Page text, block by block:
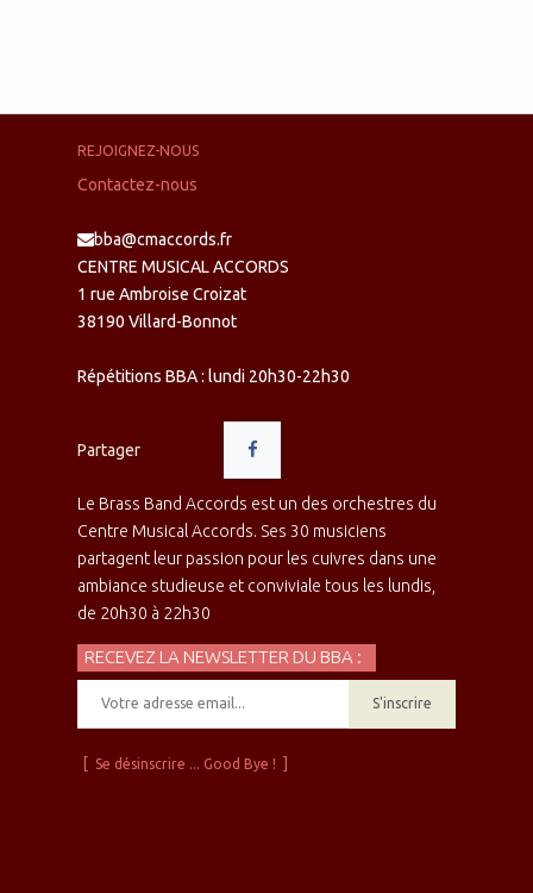
REJOIGNEZ-NOUS
Contactez-nous
bba@cmaccords.fr
CENTRE MUSICAL ACCORDS
1 rue Ambroise Croizat
38190 Villard-Bonnot
Répétitions BBA : lundi 20h30-22h30
Partager
Le Brass Band Accords est un des orchestres du
Centre Musical Accords. Ses 30 musiciens
partagent leur passion pour les cuivres dans une
ambiance studieuse et conviviale tous les lundis,
de 20h30 à 22h30
RECEVEZ LA NEWSLETTER DU BBA :
S'inscrire
[ Se désinscrire ... Good Bye ! ]